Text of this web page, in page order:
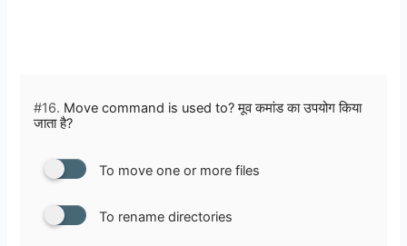
#16. Move command is used to? मूव कमांड का उपयोग किया
जाता है?
To move one or more files
To rename directories